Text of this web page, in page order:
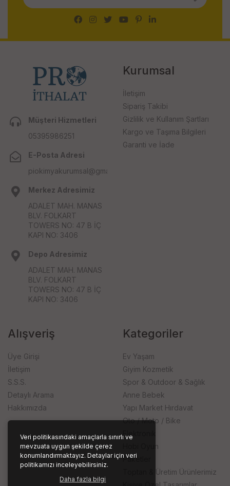
Veri politikasındaki amaçlarla sınırlı ve
mevzuata uygun şekilde çerez
konumlandırmaktayız. Detaylar için veri
politikamızı inceleyebilirsiniz.
Daha fazla bilgi
Müşteri Hizmetleri
05395986251
E-Posta Adresi
piokimyakurumsal@gmail.com
Merkez Adresimiz
ADALET MAH. MANAS
BLV. FOLKART
TOWERS NO: 47 B İÇ
KAPI NO: 3406
Depo Adresimiz
ADALET MAH. MANAS
BLV. FOLKART
TOWERS NO: 47 B İÇ
KAPI NO: 3406
Kurumsal
İletişim
Sipariş Takibi
Gizlilik ve Kullanım Şartları
Kargo ve Taşıma Bilgileri
Garanti ve İade
Alışveriş
Üye Girişi
İletişim
S.S.S.
Detaylı Arama
Hakkımızda
Kategoriler
Ev Yaşam
Giyim Kozmetik
Spor & Outdoor & Sağlık
Anne Bebek
Yapı Market Hırdavat
Oto / Moto / Bike
Hobi Oyun
Paketler
Toptan & Üretim Ürünlerimiz